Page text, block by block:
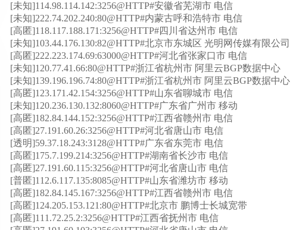
[未知]114.98.114.142:3256@HTTP#安徽省芜湖市 电信
[未知]222.74.202.240:80@HTTP#内蒙古呼和浩特市 电信
[高匿]118.117.188.171:3256@HTTP#四川省达州市 电信
[未知]103.44.176.130:82@HTTP#北京市东城区 光明网传媒有限公司
[高匿]222.223.174.69:63000@HTTP#河北省张家口市 电信
[未知]120.77.41.66:80@HTTP#浙江省杭州市 阿里云BGP数据中心
[未知]139.196.196.74:80@HTTP#浙江省杭州市 阿里云BGP数据中心
[高匿]123.171.42.154:3256@HTTP#山东省聊城市 电信
[未知]120.236.130.132:8060@HTTP#广东省广州市 移动
[高匿]182.84.144.152:3256@HTTP#江西省赣州市 电信
[高匿]27.191.60.26:3256@HTTP#河北省唐山市 电信
[透明]59.37.18.243:3128@HTTP#广东省东莞市 电信
[高匿]175.7.199.214:3256@HTTP#湖南省长沙市 电信
[高匿]27.191.60.115:3256@HTTP#河北省唐山市 电信
[普匿]112.6.117.135:8085@HTTP#山东省潍坊市 移动
[高匿]182.84.145.167:3256@HTTP#江西省赣州市 电信
[高匿]124.205.153.121:80@HTTP#北京市 鹏博士长城宽带
[高匿]111.72.25.2:3256@HTTP#江西省抚州市 电信